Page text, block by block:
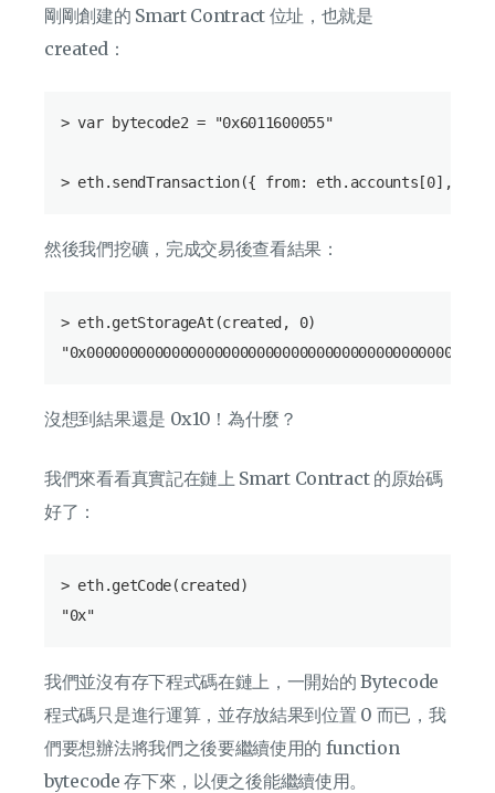
剛剛創建的 Smart Contract 位址，也就是
created：
> var bytecode2 = "0x6011600055"
然後我們挖礦，完成交易後查看結果：
> eth.getStorageAt(created, 0)
沒想到結果還是 0x10！為什麼？
我們來看看真實記在鏈上 Smart Contract 的原始碼
好了：
> eth.getCode(created)
我們並沒有存下程式碼在鏈上，一開始的 Bytecode
程式碼只是進行運算，並存放結果到位置 0 而已，我
們要想辦法將我們之後要繼續使用的 function
bytecode 存下來，以便之後能繼續使用。